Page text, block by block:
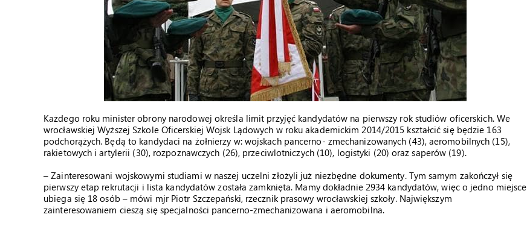
Każdego roku minister obrony narodowej określa limit przyjęć kandydatów na pierwszy rok studiów oficerskich. We
wrocławskiej Wyższej Szkole Oficerskiej Wojsk Lądowych w roku akademickim 2014/2015 kształcić się będzie 163
podchorążych. Będą to kandydaci na żołnierzy w: wojskach pancerno- zmechanizowanych (43), aeromobilnych (15),
rakietowych i artylerii (30), rozpoznawczych (26), przeciwlotniczych (10), logistyki (20) oraz saperów (19).
– Zainteresowani wojskowymi studiami w naszej uczelni złożyli już niezbędne dokumenty. Tym samym zakończył się
pierwszy etap rekrutacji i lista kandydatów została zamknięta. Mamy dokładnie 2934 kandydatów, więc o jedno miejsce
ubiega się 18 osób – mówi mjr Piotr Szczepański, rzecznik prasowy wrocławskiej szkoły. Największym
zainteresowaniem cieszą się specjalności pancerno-zmechanizowana i aeromobilna.